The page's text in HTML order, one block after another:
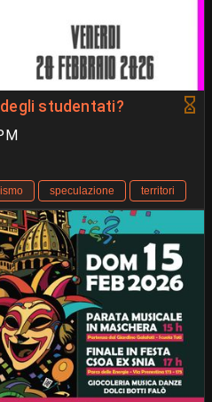
studentati?
speculazione territori